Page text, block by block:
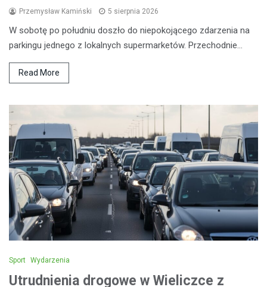
Przemysław Kamiński 5 sierpnia 2026
W sobotę po południu doszło do niepokojącego zdarzenia na
parkingu jednego z lokalnych supermarketów. Przechodnie…
Read More
Sport Wydarzenia
Utrudnienia drogowe w Wieliczce z